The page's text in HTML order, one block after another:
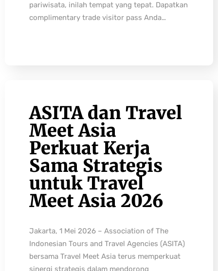
pariwisata, inilah tempat yang tepat. Dapatkan
complimentary trade visitor pass Anda…
ASITA dan Travel
Meet Asia
Perkuat Kerja
Sama Strategis
untuk Travel
Meet Asia 2026
Jakarta, 1 Mei 2026 – Association of The
Indonesian Tours and Travel Agencies (ASITA)
bersama Travel Meet Asia terus memperkuat